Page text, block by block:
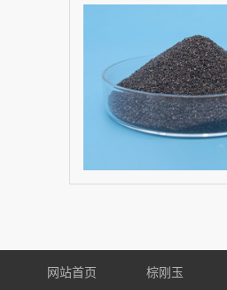
网站首页 棕刚玉